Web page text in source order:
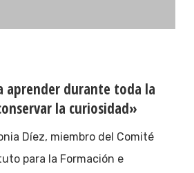
aprender durante toda la
la curiosidad»
Díez, miembro del Comité
para la Formación e